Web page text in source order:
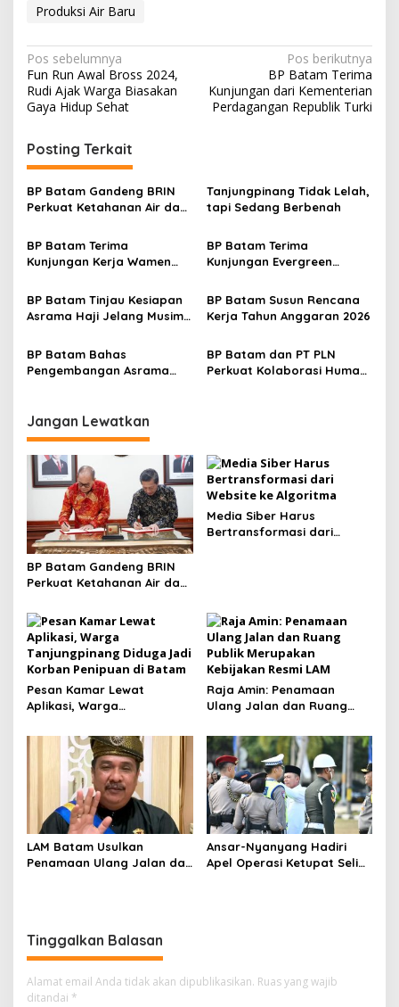
Produksi Air Baru
N
a
v
i
g
a
s
i
p
s
Pos sebelumnya
Fun Run Awal Bross 2024,
Rudi Ajak Warga Biasakan
Gaya Hidup Sehat
Pos berikutnya
BP Batam Terima
Kunjungan dari Kementerian
Perdagangan Republik Turki
Posting Terkait
BP Batam Gandeng BRIN
Perkuat Ketahanan Air dan
Tanjungpinang Tidak Lelah,
tapi Sedang Berbenah
BP Batam Terima
Kunjungan Kerja Wamen
BP Batam Terima
Kunjungan Evergreen
BP Batam Tinjau Kesiapan
Asrama Haji Jelang Musim
BP Batam Susun Rencana
Kerja Tahun Anggaran 2026
BP Batam Bahas
Pengembangan Asrama
BP Batam dan PT PLN
Perkuat Kolaborasi Humas,
Jangan Lewatkan
BP Batam Gandeng BRIN
Perkuat Ketahanan Air dan
Media Siber Harus
Bertransformasi dari
Pesan Kamar Lewat
Aplikasi, Warga
Korban Penipuan di Batam
Raja Amin: Penamaan
Ulang Jalan dan Ruang
Kebijakan Resmi LAM
LAM Batam Usulkan
Penamaan Ulang Jalan dan
Ansar-Nyanyang Hadiri
Apel Operasi Ketupat Seligi
Tinggalkan Balasan
Alamat email Anda tidak akan dipublikasikan. Ruas yang wajib
ditandai *